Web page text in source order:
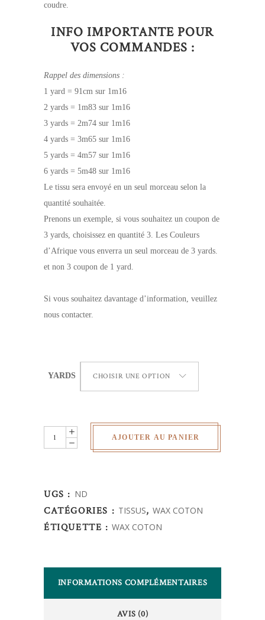
coudre.
INFO IMPORTANTE POUR
VOS COMMANDES :
Rappel des dimensions :
1 yard = 91cm sur 1m16
2 yards = 1m83 sur 1m16
3 yards = 2m74 sur 1m16
4 yards = 3m65 sur 1m16
5 yards = 4m57 sur 1m16
6 yards = 5m48 sur 1m16
Le tissu sera envoyé en un seul morceau selon la
quantité souhaitée.
Prenons un exemple, si vous souhaitez un coupon de
3 yards, choisissez en quantité 3. Les Couleurs
d’Afrique vous enverra un seul morceau de 3 yards.
et non 3 coupon de 1 yard.
Si vous souhaitez davantage d’information, veuillez
nous contacter.
YARDS CHOISIR UNE OPTION
Wax
Africain
AJOUTER AU PANIER
UGS : ND
CATÉGORIES : TISSUS,WAX COTON
ÉTIQUETTE :WAX COTON
INFORMATIONS COMPLÉMENTAIRES
AVIS (0)